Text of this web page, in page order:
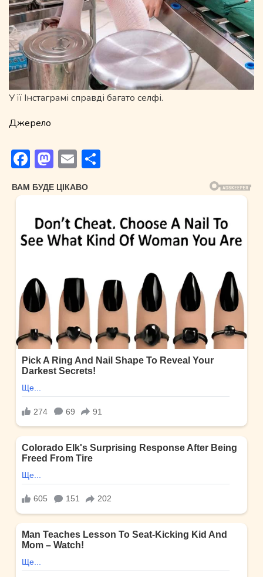
У її Інстаграмі справді багато селфі.
Джерело
Facebook
Mastodon
Email